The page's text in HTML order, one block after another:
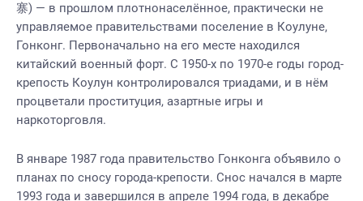
寨) — в прошлом плотнонаселённое, практически не
управляемое правительствами поселение в Коулуне,
Гонконг. Первоначально на его месте находился
китайский военный форт. С 1950-х по 1970-е годы город-
крепость Коулун контролировался триадами, и в нём
процветали проституция, азартные игры и
наркоторговля.
В январе 1987 года правительство Гонконга объявило о
планах по сносу города-крепости. Снос начался в марте
1993 года и завершился в апреле 1994 года, в декабре